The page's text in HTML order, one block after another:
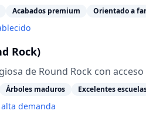
Acabados premium Orientado a
Rock)
de Round Rock con
Árboles maduros Excelentes
demanda